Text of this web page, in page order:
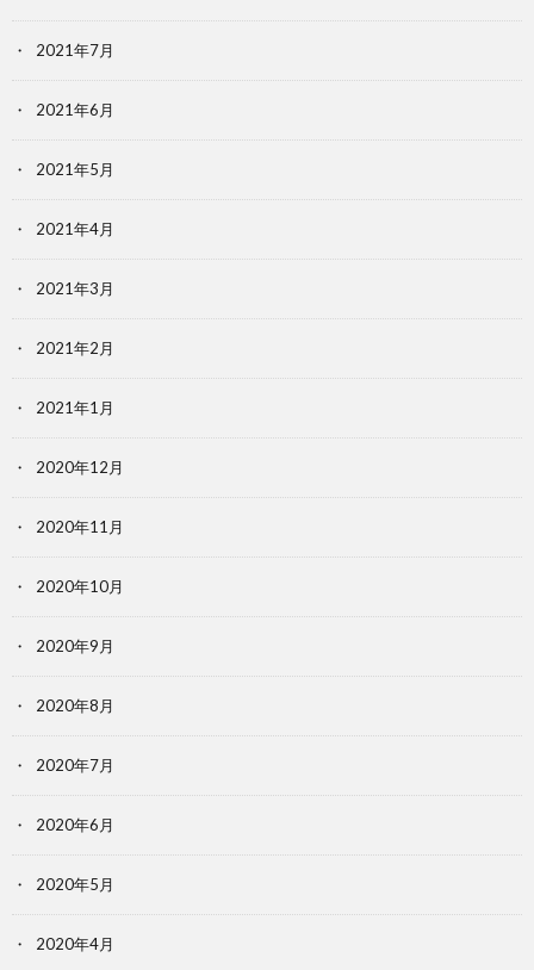
2021年7月
2021年6月
2021年5月
2021年4月
2021年3月
2021年2月
2021年1月
2020年12月
2020年11月
2020年10月
2020年9月
2020年8月
2020年7月
2020年6月
2020年5月
2020年4月